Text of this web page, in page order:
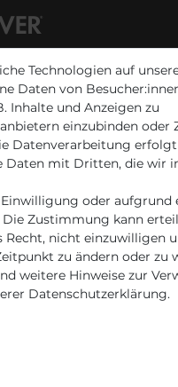
Technologien auf
Daten von
Inhalte und Anzeigen zu
einzubinden oder
Datenverarbeitung
Daten mit Dritten, die wir
oder aufgrund
Zustimmung kann
Recht, nicht einzuwilligen
zu ändern oder zu
weitere Hinweise zur
Daten­schutz­erklärung.